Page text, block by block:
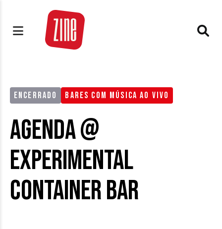
ENCERRADO BARES COM MÚSICA AO VIVO
Agenda @
Experimental
Container Bar